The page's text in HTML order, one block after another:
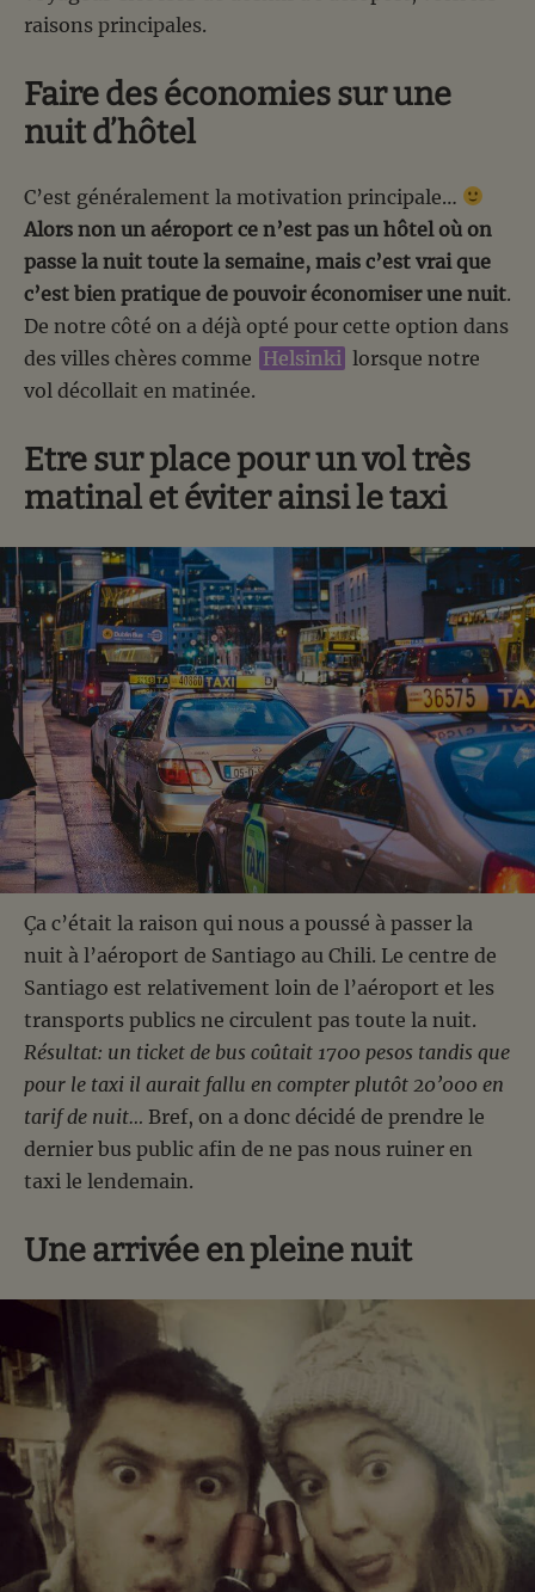
raisons principales.
Faire des économies sur une
nuit d’hôtel
C’est généralement la motivation principale…
Alors non un aéroport ce n’est pas un hôtel où on
passe la nuit toute la semaine, mais c’est vrai que
c’est bien pratique de pouvoir économiser une nuit.
De notre côté on a déjà opté pour cette option dans
des villes chères comme Helsinki lorsque notre
vol décollait en matinée.
Etre sur place pour un vol très
matinal et éviter ainsi le taxi
Ça c’était la raison qui nous a poussé à passer la
nuit à l’aéroport de Santiago au Chili. Le centre de
Santiago est relativement loin de l’aéroport et les
transports publics ne circulent pas toute la nuit.
Résultat: un ticket de bus coûtait 1700 pesos tandis que
pour le taxi il aurait fallu en compter plutôt 20’000 en
tarif de nuit… Bref, on a donc décidé de prendre le
dernier bus public afin de ne pas nous ruiner en
taxi le lendemain.
Une arrivée en pleine nuit